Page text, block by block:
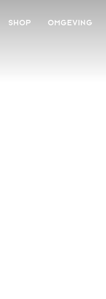
SHOP OMGEVING